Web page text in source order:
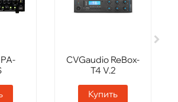
CVGaudio ReBox-
T4 V.2
Купить